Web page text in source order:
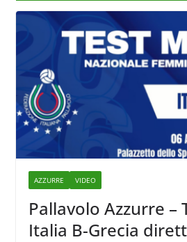
AZZURRE VIDEO
Pallavolo Azzurre –
Italia B-Grecia